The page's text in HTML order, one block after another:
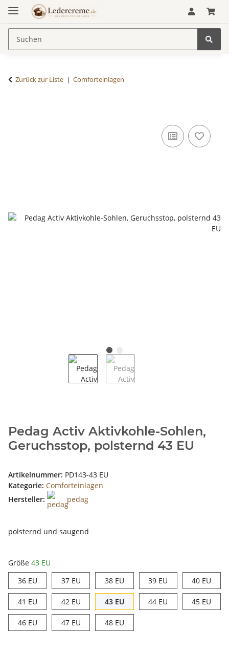
Zurück zur Liste Comforteinlagen
Pedag Activ Aktivkohle-Sohlen,
Geruchsstop, polsternd 43 EU
Artikelnummer: PD143-43 EU
Kategorie: Comforteinlagen
Hersteller:
pedag
polsternd und saugend
Größe 43 EU
36 EU36 EU 37 EU37 EU 38 EU38 EU 39 EU 40 EU
41 EU41 EU 42 EU42 EU 43 EU43 EU 44 EU 45 EU
46 EU46 EU 47 EU47 EU 48 EU48 EU